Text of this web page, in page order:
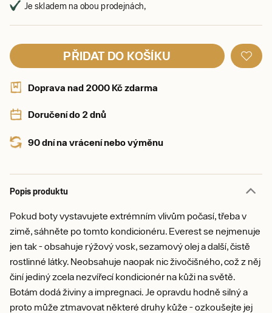
Je skladem na obou prodejnách,
PŘIDAT DO KOŠÍKU
Doprava nad 2000 Kč zdarma
Doručení do 2 dnů
90 dní na vrácení nebo výměnu
Popis produktu
Pokud boty vystavujete extrémním vlivům počasí, třeba v
zimě, sáhněte po tomto kondicionéru. Everest se nejmenuje
jen tak - obsahuje rýžový vosk, sezamový olej a další, čistě
rostlinné látky. Neobsahuje naopak nic živočišného, což z něj
činí jediný zcela nezvířecí kondicionér na kůži na světě.
Botám dodá živiny a impregnaci. Je opravdu hodně silný a
proto může ztmavovat některé druhy kůže - ozkoušejte jej